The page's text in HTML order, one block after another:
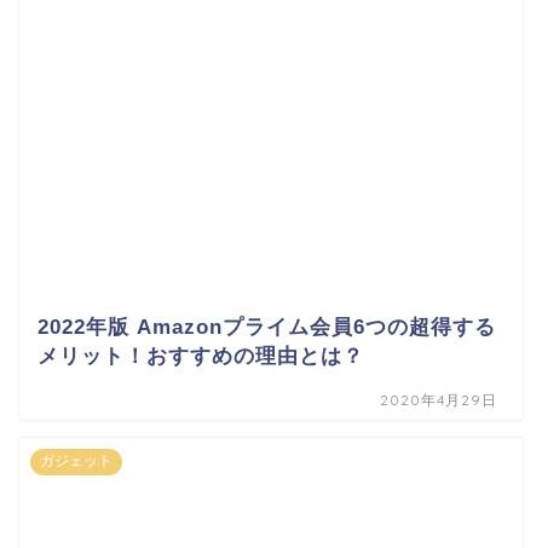
2022年版 Amazonプライム会員6つの超得する
メリット！おすすめの理由とは？
2020年4月29日
ガジェット